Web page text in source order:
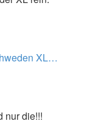
XL…
nur die!!!